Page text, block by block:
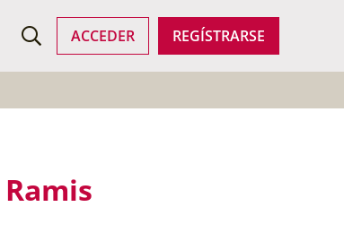
ACCEDER REGÍSTRARSE